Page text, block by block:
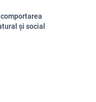
și social